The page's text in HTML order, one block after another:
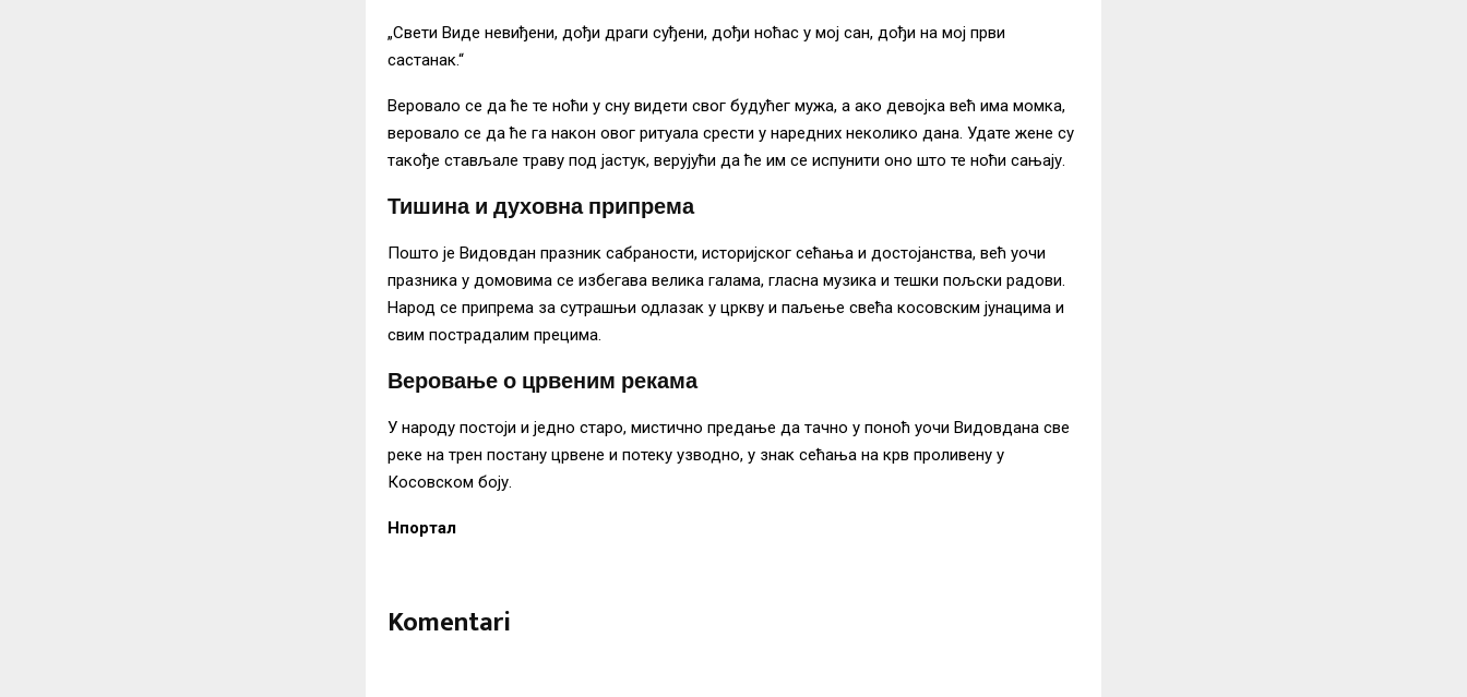
„Свети Виде невиђени, дођи драги суђени, дођи ноћас у мој сан, дођи на мој први
састанак.“
Веровало се да ће те ноћи у сну видети свог будућег мужа, а ако девојка већ има момка,
веровало се да ће га након овог ритуала срести у наредних неколико дана. Удате жене су
такође стављале траву под јастук, верујући да ће им се испунити оно што те ноћи сањају.
Тишина и духовна припрема
Пошто је Видовдан празник сабраности, историјског сећања и достојанства, већ уочи
празника у домовима се избегава велика галама, гласна музика и тешки пољски радови.
Народ се припрема за сутрашњи одлазак у цркву и паљење свећа косовским јунацима и
свим пострадалим прецима.
Веровање о црвеним рекама
У народу постоји и једно старо, мистично предање да тачно у поноћ уочи Видовдана све
реке на трен постану црвене и потеку узводно, у знак сећања на крв проливену у
Косовском боју.
Нпортал
Komentari